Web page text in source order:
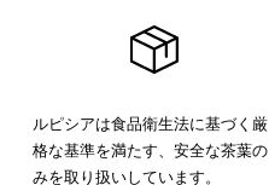
ルピシアは食品衛生法に基づく厳
格な基準を満たす、安全な茶葉の
みを取り扱いしています。